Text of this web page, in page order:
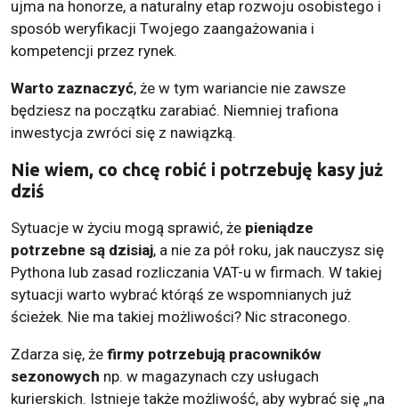
ujma na honorze, a naturalny etap rozwoju osobistego i
sposób weryfikacji Twojego zaangażowania i
kompetencji przez rynek.
Warto zaznaczyć, że w tym wariancie nie zawsze
będziesz na początku zarabiać. Niemniej trafiona
inwestycja zwróci się z nawiązką.
Nie wiem, co chcę robić i potrzebuję kasy już
dziś
Sytuacje w życiu mogą sprawić, że pieniądze
potrzebne są dzisiaj, a nie za pół roku, jak nauczysz się
Pythona lub zasad rozliczania VAT-u w firmach. W takiej
sytuacji warto wybrać którąś ze wspomnianych już
ścieżek. Nie ma takiej możliwości? Nic straconego.
Zdarza się, że firmy potrzebują pracowników
sezonowych np. w magazynach czy usługach
kurierskich. Istnieje także możliwość, aby wybrać się „na